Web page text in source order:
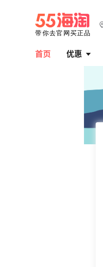
首页 优惠